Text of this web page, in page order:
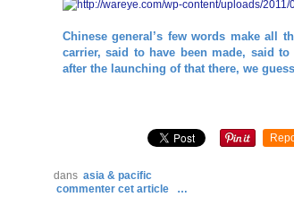
Chinese general’s few words make all
carrier, said to have been made, said
after the launching of that there, we
dans asia & pacific
commenter cet article
…